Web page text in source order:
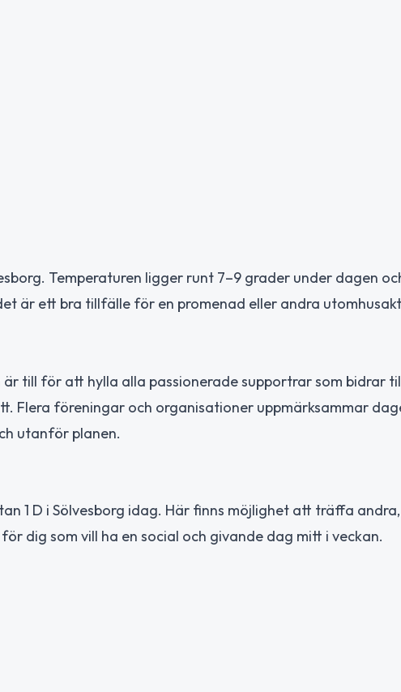
Temperaturen ligger runt 7–9 grader under dagen
är ett bra tillfälle för en promenad eller andra
är till för att hylla alla passionerade supportrar som bidrar
Flera föreningar och organisationer uppmärksammar
utanför planen.
1 D i Sölvesborg idag. Här finns möjlighet att träffa
dig som vill ha en social och givande dag mitt i veckan.